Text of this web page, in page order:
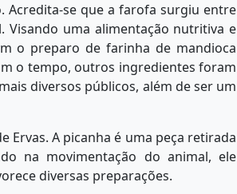
Acredita-se que a farofa surgiu entre
Visando uma alimentação nutritiva e
o preparo de farinha de mandioca
o tempo, outros ingredientes foram
diversos públicos, além de ser um
Ervas. A picanha é uma peça retirada
na movimentação do animal, ele
diversas preparações.